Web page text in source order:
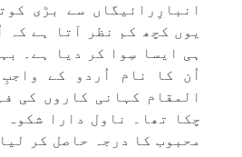
انبارِرائیگاں سے بڑی
یوں کچھ کم نظر آتا ہے کہ
ہی ایسا سِوا کر دیا ہے۔
اُن کا نام اُردو کے واجبِ
المقام کہانی کاروں کی
چکا تھا۔ ناول دارا شکوہ
محبوب کا درجہ حاصل کر